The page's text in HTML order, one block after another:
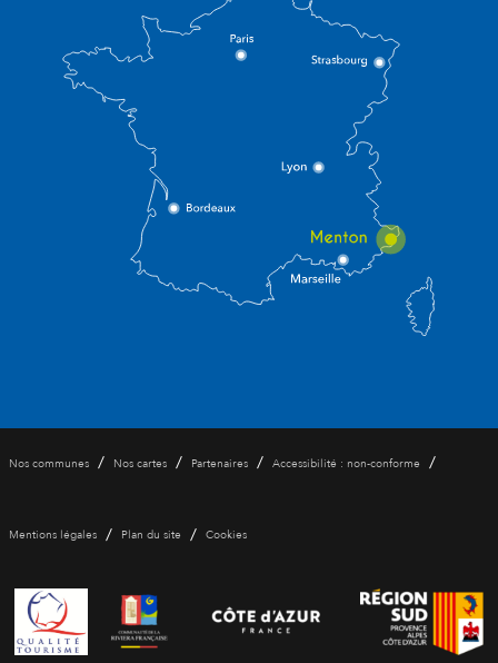
Nos communes / Nos cartes / Partenaires / Accessibilité : non-conforme /
Mentions légales / Plan du site / Cookies